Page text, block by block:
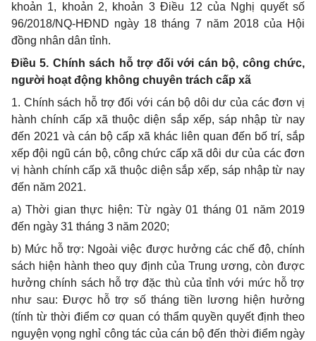
khoản 1, khoản 2, khoản 3 Điều 12 của Nghị quyết số
96/2018/NQ-HĐND ngày 18 tháng 7 năm 2018 của Hội
đồng nhân dân tỉnh.
Điều 5. Chính sách hỗ trợ đối với cán bộ, công chức,
người hoạt động không chuyên trách cấp xã
1. Chính sách hỗ trợ đối với cán bộ dôi dư của các đơn vị
hành chính cấp xã thuộc diện sắp xếp, sáp nhập từ nay
đến 2021 và cán bộ cấp xã khác liên quan đến bố trí, sắp
xếp đội ngũ cán bộ, công chức cấp xã dôi dư của các đơn
vị hành chính cấp xã thuộc diện sắp xếp, sáp nhập từ nay
đến năm 2021.
a) Thời gian thực hiện: Từ ngày 01 tháng 01 năm 2019
đến ngày 31 tháng 3 năm 2020;
b) Mức hỗ trợ: Ngoài việc được hưởng các chế độ, chính
sách hiện hành theo quy định của Trung ương, còn được
hưởng chính sách hỗ trợ đặc thù của tỉnh với mức hỗ trợ
như sau: Được hỗ trợ số tháng tiền lương hiện hưởng
(tính từ thời điểm cơ quan có thẩm quyền quyết định theo
nguyện vọng nghỉ công tác của cán bộ đến thời điểm ngày